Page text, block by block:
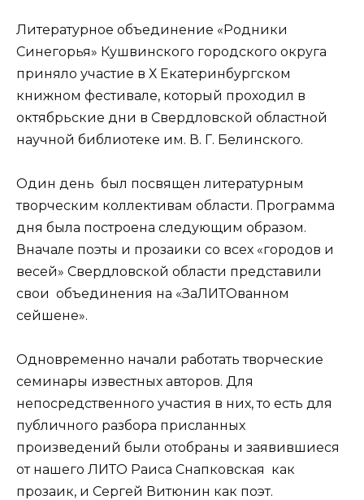
Литературное объединение «Родники
Синегорья» Кушвинского городского округа
приняло участие в Х Екатеринбургском
книжном фестивале, который проходил в
октябрьские дни в Свердловской областной
научной библиотеке им. В. Г. Белинского.
Один день был посвящен литературным
творческим коллективам области. Программа
дня была построена следующим образом.
Вначале поэты и прозаики со всех «городов и
весей» Свердловской области представили
свои объединения на «ЗаЛИТОванном
сейшене».
Одновременно начали работать творческие
семинары известных авторов. Для
непосредственного участия в них, то есть для
публичного разбора присланных
произведений были отобраны и заявившиеся
от нашего ЛИТО Раиса Снапковская как
прозаик, и Сергей Витюнин как поэт.